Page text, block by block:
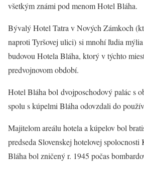
všetkým známi pod menom Hotel Bláha.
Bývalý Hotel Tatra v Nových Zámkoch
naproti Tyršovej ulici) si mnohí ľudia
budovou Hotela Bláha, ktorý v týchto
predvojnovom období.
Hotel Bláha bol dvojposchodový palác s
spolu s kúpelmi Bláha odovzdali do
Majitelom areálu hotela a kúpelov bol
predseda Slovenskej hotelovej
Bláha bol zničený r. 1945 počas